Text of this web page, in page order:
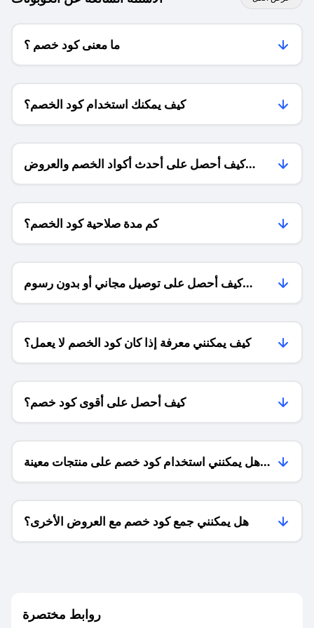
ما معنى كود خصم ؟
كيف يمكنك استخدام كود الخصم؟
كيف أحصل على أحدث أكواد الخصم والعروض
للمتاجر؟
كم مدة صلاحية كود الخصم؟
كيف أحصل على توصيل مجاني أو بدون رسوم
الشحن ؟
كيف يمكنني معرفة إذا كان كود الخصم لا يعمل؟
كيف أحصل على أقوى كود خصم؟
هل يمكنني استخدام كود خصم على منتجات معينة
فقط؟
هل يمكنني جمع كود خصم مع العروض الأخرى؟
روابط مختصرة